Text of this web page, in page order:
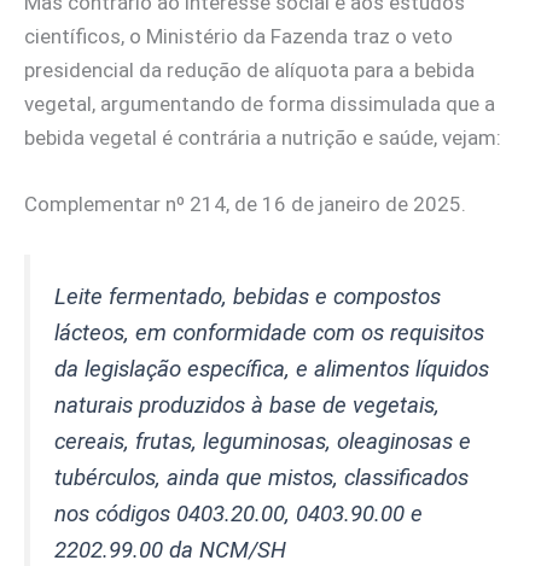
científicos, o Ministério da Fazenda traz o veto
presidencial da redução de alíquota para a bebida
vegetal, argumentando de forma dissimulada que a
bebida vegetal é contrária a nutrição e saúde, vejam:
Complementar nº 214, de 16 de janeiro de 2025.
Leite fermentado, bebidas e compostos
lácteos, em conformidade com os requisitos
da legislação específica, e alimentos líquidos
naturais produzidos à base de vegetais,
cereais, frutas, leguminosas, oleaginosas e
tubérculos, ainda que mistos, classificados
nos códigos 0403.20.00, 0403.90.00 e
2202.99.00 da NCM/SH